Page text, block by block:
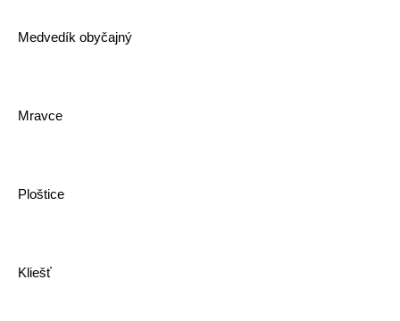
Medvedík obyčajný
Mravce
Ploštice
Kliešť